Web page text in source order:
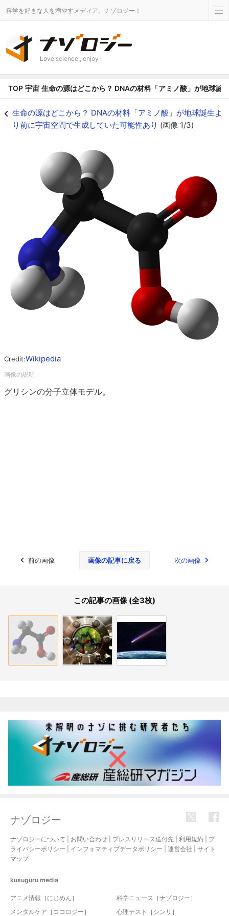
科学を好きな人を増やすメディア、ナゾロジー！
Love science , enjoy !
TOP 宇宙 生命の源はどこから？ DNAの材料「アミノ酸」が地球誕
生命の源はどこから？ DNAの材料「アミノ酸」が地球誕生よ
り前に宇宙空間で生成していた可能性あり (画像 1/3)
Credit:Wikipedia
グリシンの分子立体モデル。
前の画像 画像の記事に戻る 次の画像
この記事の画像 (全3枚)
ナゾロジー
ナゾロジーについて お問い合わせ プレスリリース送付先 利用規約
プ
ライバシーポリシー
インフォマティブデータポリシー 運営会社
サイト
マップ
kusuguru media
アニメ情報［にじめん］
科学ニュース［ナゾロジー］
メンタルケア［ココロジー］
心理テスト［シンリ］